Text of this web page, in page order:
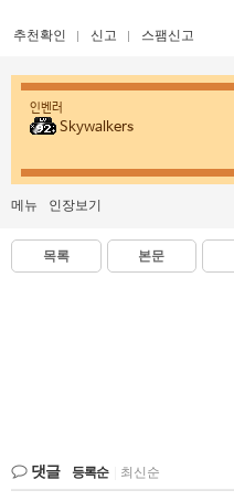
추천확인 신고 스팸신고
인벤러
Skywalkers
메뉴 인장보기
목록 본문
댓글 등록순 최신순